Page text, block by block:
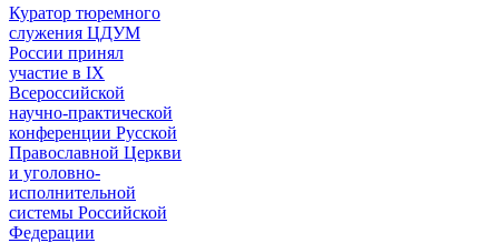
Куратор тюремного
служения ЦДУМ
России принял
участие в IX
Всероссийской
научно-практической
конференции Русской
Православной Церкви
и уголовно-
исполнительной
системы Российской
Федерации